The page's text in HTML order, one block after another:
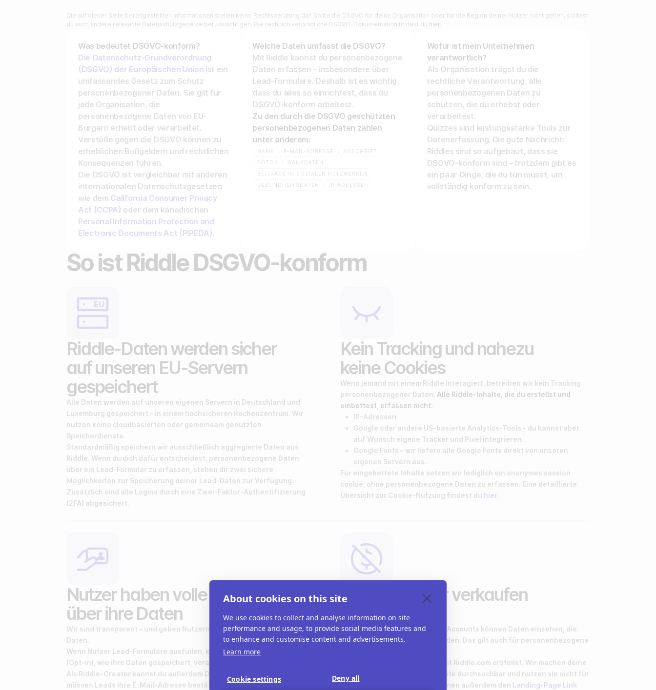
Die auf dieser Seite bereitgestellten Informationen stellen keine Rechtsberatung dar. Sollte die DSGVO für deine Organisation oder für die Region deiner Nutzer nicht gelten, solltest
du auch andere relevante Datenschutzgesetze berücksichtigen. Die rechtlich verbindliche DSGVO-Dokumentation findest du hier.
Was bedeutet DSGVO-konform?
Die Datenschutz-Grundverordnung
(DSGVO) der Europäischen Union ist ein
umfassendes Gesetz zum Schutz
personenbezogener Daten. Sie gilt für
jede Organisation, die
personenbezogene Daten von EU-
Bürgern erhebt oder verarbeitet.
Verstöße gegen die DSGVO können zu
erheblichen Bußgeldern und rechtlichen
Konsequenzen führen.
Die DSGVO ist vergleichbar mit anderen
internationalen Datenschutzgesetzen
wie dem California Consumer Privacy
Act (CCPA) oder dem kanadischen
Personal Information Protection and
Electronic Documents Act (PIPEDA).
Welche Daten umfasst die DSGVO?
Mit Riddle kannst du personenbezogene
Daten erfassen – insbesondere über
Lead-Formulare. Deshalb ist es wichtig,
dass du alles so einrichtest, dass du
DSGVO-konform arbeitest.
Zu den durch die DSGVO geschützten
personenbezogenen Daten zählen
unter anderem:
NAME E-MAIL-ADRESSE
ANSCHRIFT
FOTOS
BANKDATEN
BEITRÄGE IN SOZIALEN NETZWERKEN
GESUNDHEITSDATEN
IP-ADRESSE
Wofür ist mein Unternehmen
verantwortlich?
Als Organisation trägst du die
rechtliche Verantwortung, alle
personenbezogenen Daten zu
schützen, die du erhebst oder
verarbeitest.
Quizzes sind leistungsstarke Tools zur
Datenerfassung. Die gute Nachricht:
Riddles sind so aufgebaut, dass sie
DSGVO-konform sind – trotzdem gibt es
ein paar Dinge, die du tun musst, um
vollständig konform zu sein.
So ist Riddle DSGVO-konform
Riddle-Daten werden sicher
auf unseren EU-Servern
gespeichert
Alle Daten werden auf unseren eigenen Servern in Deutschland und
Luxemburg gespeichert – in einem hoch­sicheren Rechenzentrum. Wir
nutzen keine cloudbasierten oder gemeinsam genutzten
Speicherdienste.
Standardmäßig speichern wir ausschließlich aggregierte Daten aus
Riddle. Wenn du dich dafür entscheidest, personenbezogene Daten
über ein Lead-Formular zu erfassen, stehen dir zwei sichere
Möglichkeiten zur Speicherung deiner Lead-Daten zur Verfügung.
Zusätzlich sind alle Logins durch eine Zwei-Faktor-Authentifizierung
(2FA) abgesichert.
Kein Tracking und nahezu
keine Cookies
Wenn jemand mit einem Riddle interagiert, betreiben wir kein Tracking
personenbezogener Daten. Alle Riddle-Inhalte, die du erstellst und
einbettest, erfassen nicht:
IP-Adressen
Google oder andere US-basierte Analytics-Tools – du kannst aber
auf Wunsch eigene Tracker und Pixel integrieren.
Google Fonts – wir liefern alle Google Fonts direkt von unseren
eigenen Servern aus.
Für eingebettete Inhalte setzen wir lediglich ein anonymes session
cookie, ohne personenbezogene Daten zu erfassen. Eine detaillierte
Übersicht zur Cookie-Nutzung findest du hier.
Nutzer haben volle Kontrolle
über ihre Daten
Wir sind transparent – und geben Nutzern die volle Kontrolle über ihre
Daten.
Wenn Nutzer Lead-Formulare ausfüllen, können sie aktiv zustimmen
(Opt-in), wie ihre Daten gespeichert, verarbeitet und genutzt werden.
Als Riddle-Creator kannst du außerdem Double-Opt-in verlangen. Dabei
müssen Leads ihre E-Mail-Adresse bestätigen – nur Daten aus
Wir teilen oder verkaufen
keine Daten
Nur du und Teammitglieder mit Accounts können Daten einsehen, die
über deine Riddles erfasst wurden. Das gilt auch für personenbezogene
Du besitzt alle Inhalte, die du mit Riddle.com erstellst. Wir machen deine
Inhalte nicht auf unserer Website durchsuchbar und nutzen sie nicht für
eigene Materialien. Nutzer können außerdem den Landing-Page Link
About cookies on this site
We use cookies to collect and analyse information on site
performance and usage, to provide social media features and
to enhance and customise content and advertisements.
Learn more
Cookie settings Deny all